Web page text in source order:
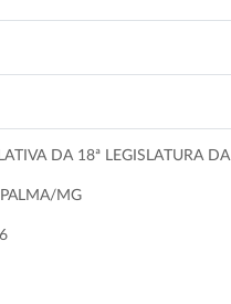
DA 18ª LEGISLATURA DA
MG